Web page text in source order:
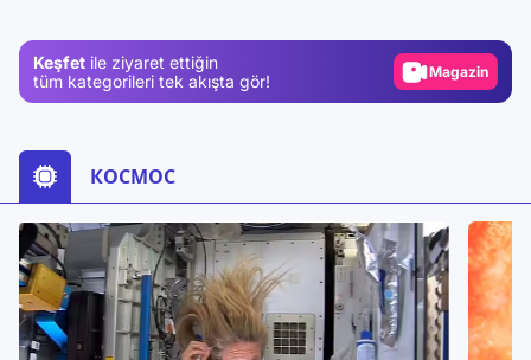
Keşfet ile ziyaret ettiğin
tüm kategorileri tek akışta gör!
Video
КОСМОС